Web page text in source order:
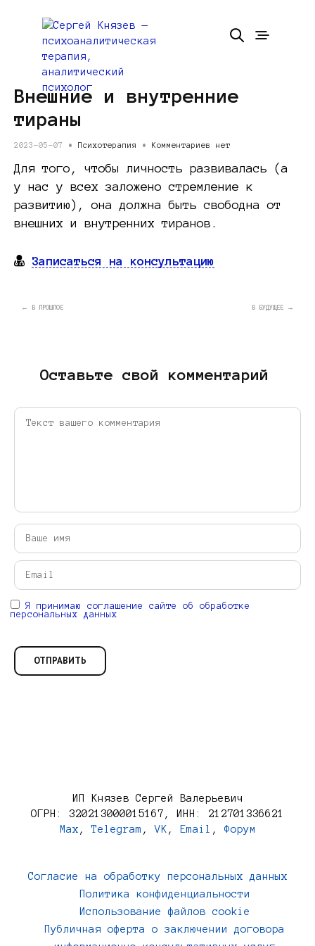
Внешние и внутренние
тираны
2023-05-07 • Психотерапия • Комментариев нет
Для того, чтобы личность развивалась (а
у нас у всех заложено стремление к
развитию), она должна быть свободна от
внешних и внутренних тиранов.
Записаться на консультацию
← В ПРОШЛОЕ В БУДУЩЕЕ →
Оставьте свой комментарий
Я принимаю соглашение сайте об обработке
персональных данных
ИП Князев Сергей Валерьевич
ОГРН: 320213000015167, ИНН: 212701336621
Max ,Telegram ,VK , Email , Форум
Согласие на обработку персональных данных
Политика конфиденциальности
Использование файлов cookie
Публичная оферта о заключении договора